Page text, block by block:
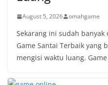
August 5, 2026 omahgame
Sekarang ini sudah banyak
Game Santai Terbaik yang
mengisi waktu luang.